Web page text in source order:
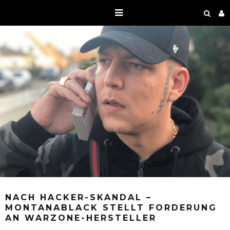
NACH HACKER-SKANDAL –
MONTANABLACK STELLT FORDERUNG
AN WARZONE-HERSTELLER